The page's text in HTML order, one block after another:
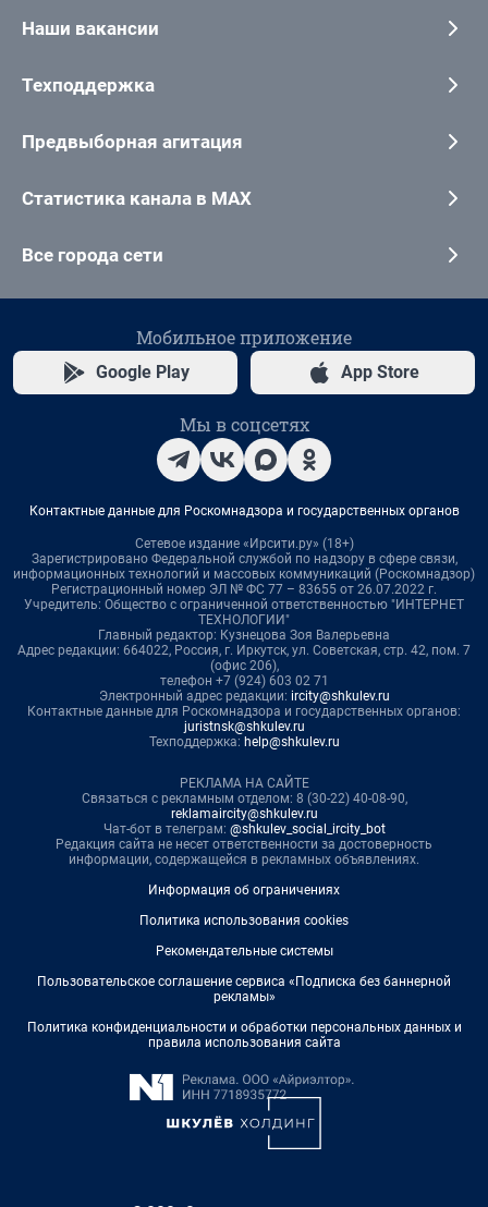
Наши вакансии
Техподдержка
Предвыборная агитация
Статистика канала в MAX
Все города сети
Мобильное приложение
Google Play App Store
Мы в соцсетях
Контактные данные для Роскомнадзора и государственных органов
Сетевое издание «Ирсити.ру» (18+)
Зарегистрировано Федеральной службой по надзору в сфере связи,
информационных технологий и массовых коммуникаций (Роскомнадзор)
Регистрационный номер ЭЛ № ФС 77 – 83655 от 26.07.2022 г.
Учредитель: Общество с ограниченной ответственностью "ИНТЕРНЕТ
ТЕХНОЛОГИИ"
Главный редактор: Кузнецова Зоя Валерьевна
Адрес редакции: 664022, Россия, г. Иркутск, ул. Советская, стр. 42, пом. 7
(офис 206),
телефон +7 (924) 603 02 71
Электронный адрес редакции: ircity@shkulev.ru
Контактные данные для Роскомнадзора и государственных органов:
juristnsk@shkulev.ru
Техподдержка: help@shkulev.ru
РЕКЛАМА НА САЙТЕ
Связаться с рекламным отделом: 8 (30-22) 40-08-90,
reklamaircity@shkulev.ru
Чат-бот в телеграм: @shkulev_social_ircity_bot
Редакция сайта не несет ответственности за достоверность
информации, содержащейся в рекламных объявлениях.
Информация об ограничениях
Политика использования cookies
Рекомендательные системы
Пользовательское соглашение сервиса «Подписка без баннерной
рекламы»
Политика конфиденциальности и обработки персональных данных и
правила использования сайта